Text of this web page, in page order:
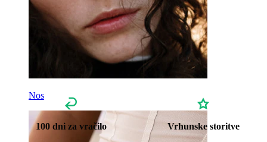
Nos
100 dni za vračilo Vrhunske storitve